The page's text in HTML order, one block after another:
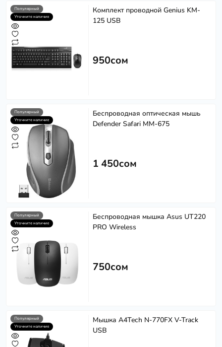
Популярный
Уточните наличие
Комплект проводной Genius KM-
125 USB
950сом
Популярный
Уточните наличие
Беспроводная оптическая мышь
Defender Safari MM-675
1 450сом
Популярный
Уточните наличие
Беспроводная мышка Asus UT220
PRO Wireless
750сом
Популярный
Уточните наличие
Мышка A4Tech N-770FX V-Track
USB